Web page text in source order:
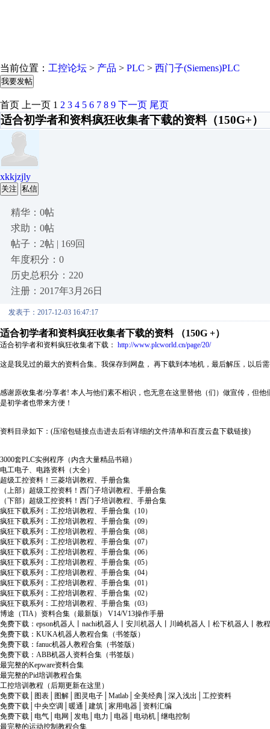
当前位置： 工控论坛 > 产品 > PLC > 西门子(Siemens)PLC
我要发帖
首页 上一页 1 2 3 4 5 6 7 8 9 下一页 尾页
适合初学者和资料疯狂收集者下载的资料（150G+）
xkkjzjly
关注 私信
精华：0帖
求助：0帖
帖子：2帖 | 169回
年度积分：0
历史总积分：220
注册：2017年3月26日
发表于：2017-12-03 16:47:17
适合初学者和资料疯狂收集者下载的资料 （150G +）
适合初学者和资料疯狂收集者下载： http://www.plcworld.cn/page/20/
这是我见过的最大的资料合集。我保存到网盘， 再下载到本地机，最后解压，以后
感谢原收集者/分享者! 本人与他们素不相识，也无意在这里替他（们）做宣传，但
是初学者也带来方便！
资料目录如下：(压缩包链接点击进去后有详细的文件清单和百度云盘下载链接)
3000套PLC实例程序（内含大量精品书籍）
电工电子、电路资料（大全）
超级工控资料！三菱培训教程、手册合集
（上部）超级工控资料！西门子培训教程、手册合集
（下部）超级工控资料！西门子培训教程、手册合集
疯狂下载系列：工控培训教程、手册合集（10）
疯狂下载系列：工控培训教程、手册合集（09）
疯狂下载系列：工控培训教程、手册合集（08）
疯狂下载系列：工控培训教程、手册合集（07）
疯狂下载系列：工控培训教程、手册合集（06）
疯狂下载系列：工控培训教程、手册合集（05）
疯狂下载系列：工控培训教程、手册合集（04）
疯狂下载系列：工控培训教程、手册合集（01）
疯狂下载系列：工控培训教程、手册合集（02）
疯狂下载系列：工控培训教程、手册合集（03）
博途（TIA）资料合集（最新版） V14/V13操作手册
免费下载：epson机器人丨nachi机器人丨安川机器人丨川崎机器人丨松下机器人丨教
免费下载：KUKA机器人教程合集（书签版）
免费下载：fanuc机器人教程合集（书签版）
免费下载：ABB机器人资料合集（书签版）
最完整的Kepware资料合集
最完整的Pid培训教程合集
工控培训教程（后期更新在这里）
免费下载│图表│图解│图灵电子│Matlab│全美经典│深入浅出│工控资料
免费下载│中央空调│暖通│建筑│家用电器│资料汇编
免费下载│电气│电网│发电│电力│电器│电动机│继电控制
最完整的运动控制教程合集